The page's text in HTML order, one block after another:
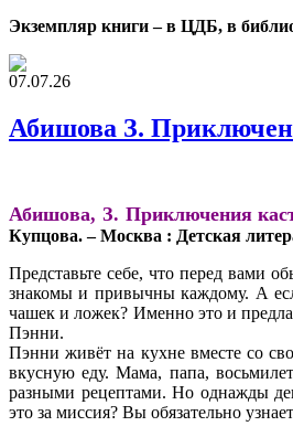
Экземпляр книги – в ЦДБ, в
07.07.26
Абишова З.
Абишова, З. Приключения
Купцова. – Москва : Детская
Представьте себе, что перед вами
знакомы и привычны каждому. А
чашек и ложек? Именно это и
Пэнни.
Пэнни живёт на кухне вместе со
вкусную еду. Мама, папа,
разными рецептами. Но однажды
это за миссия? Вы обязательно